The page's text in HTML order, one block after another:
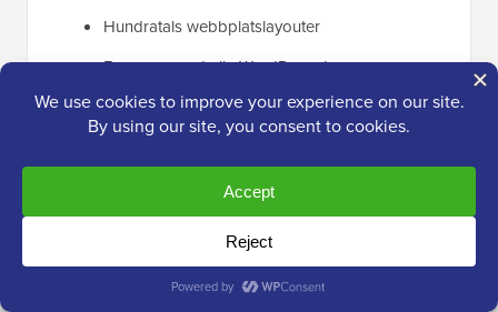
Hundratals webbplatslayouter
Fungerar med alla WordPress-teman
Livstidsprisalternativ
Nackdelar med Divi:
Gränssnittet är inte lika användarvänligt som
SeedProd och andra sidbyggare
Vissa anpassningsalternativ är begränsade